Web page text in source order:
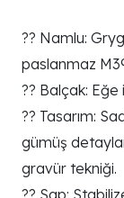
?? Namlu:
paslanmaz
?? Balçak:
?? Tasarım:
gümüş
gravür tekniği.